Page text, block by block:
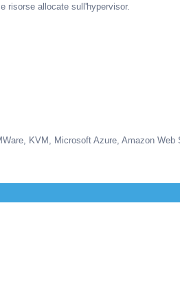
risorse allocate sull'hypervisor.
KVM, Microsoft Azure, Amazon Web